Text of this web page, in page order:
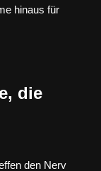
hinaus für
die
den Nerv